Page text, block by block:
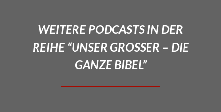
WEITERE PODCASTS IN DER
REIHE “UNSER GROSSER – DIE
GANZE BIBEL”